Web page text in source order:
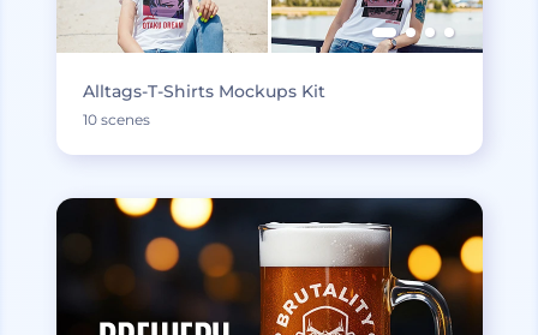
Alltags-T-Shirts Mockups Kit
10 scenes